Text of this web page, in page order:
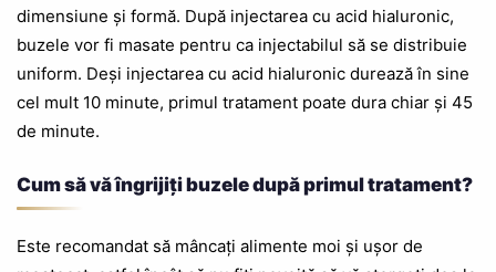
dimensiune și formă. După injectarea cu acid hialuronic,
buzele vor fi masate pentru ca injectabilul să se distribuie
uniform. Deși injectarea cu acid hialuronic durează în sine
cel mult 10 minute, primul tratament poate dura chiar și 45
de minute.
Cum să vă îngrijiți buzele după primul tratament?
Este recomandat să mâncați alimente moi și ușor de